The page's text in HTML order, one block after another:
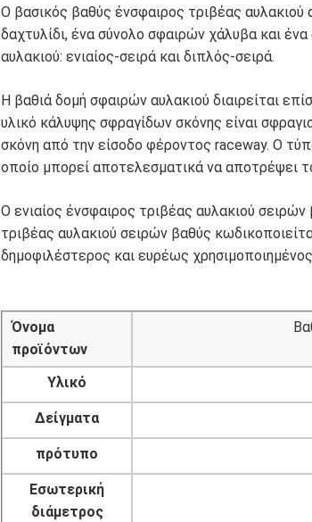
Ο βασικός βαθύς ένσφαιρος τριβέας
δαχτυλίδι, ένα σύνολο σφαιρών χάλυβα και
αυλακιού: ενιαίος-σειρά και διπλός-σειρά.
Η βαθιά δομή σφαιρών αυλακιού διαιρείται
υλικό κάλυψης σφραγίδων σκόνης είναι
σκόνη από την είσοδο φέροντος raceway. Ο
οποίο μπορεί αποτελεσματικά να αποτρέψει
Ο ενιαίος ένσφαιρος τριβέας αυλακιού
τριβέας αυλακιού σειρών βαθύς
δημοφιλέστερος και ευρέως
Όνομα
προϊόντων
Υλικό
Δείγματα
πρότυπο
Εσωτερική
διάμετρος